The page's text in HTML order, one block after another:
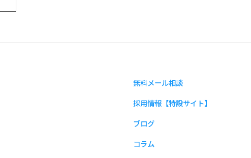
無料メール相談
採用情報【特設サイト】
ブログ
コラム